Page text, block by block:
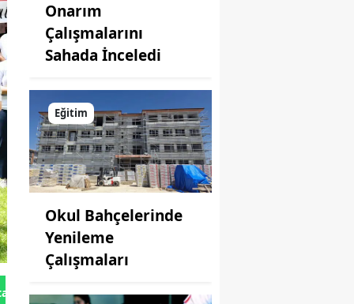
Gönder
Onarım
Çalışmalarını
Sahada İnceledi
Eğitim
Okul Bahçelerinde
Yenileme
Çalışmaları